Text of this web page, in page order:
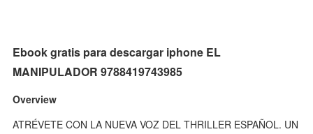
Ebook gratis para descargar iphone EL
MANIPULADOR 9788419743985
Overview
ATRÉVETE CON LA NUEVA VOZ DEL THRILLER ESPAÑOL. UN